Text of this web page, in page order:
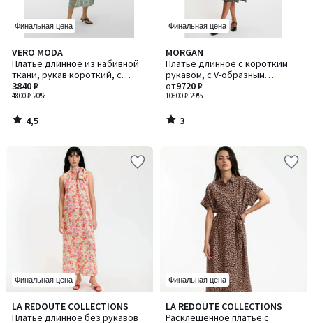
Финальная цена
VERO MODA
Платье длинное из набивной
ткани, рукав короткий, с
поясом
4800 ₽-20%
3840 ₽
4,5
/ 5
4,5
/
Финальная цена
MORGAN
Платье длинное с коротким
рукавом, с V-образным
вырезом
10800 ₽-29%
от9720 ₽
3
/
5
3
/
Финальная цена
LA REDOUTE COLLECTIONS
Платье длинное без рукавов
5
/
Финальная цена
LA REDOUTE COLLECTIONS
Расклешенное платье с
3,7
/ 5